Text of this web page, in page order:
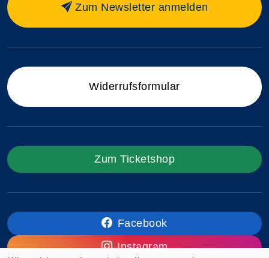
Zum Newsletter anmelden
Widerrufsformular
Zum Ticketshop
Facebook
Instagram